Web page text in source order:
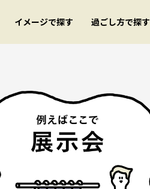
イメージで探す 過ごし方で探す